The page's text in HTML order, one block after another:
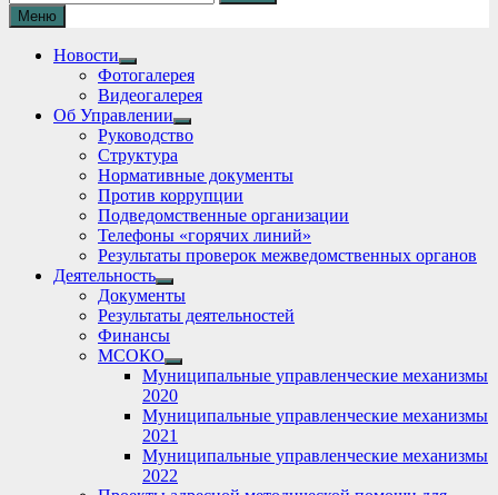
Меню
Новости
Show
sub
menu
Фотогалерея
Видеогалерея
Об Управлении
Show
sub
Руководство
Структура
Нормативные документы
Против коррупции
Подведомственные организации
Телефоны «горячих линий»
Результаты проверок межведомственных органов
Деятельность
Show
sub
menu
Документы
Результаты деятельностей
Финансы
МСОКО
Show
sub
menu
Муниципальные управленческие механизмы
2020
Муниципальные управленческие механизмы
2021
Муниципальные управленческие механизмы
2022